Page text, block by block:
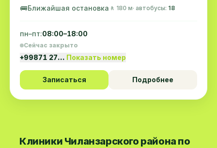
🚌Ближайшая остановка 🚶 180 м· автобусы: 18
пн–пт:08:00–18:00
Сейчас закрыто
+99871 27… Показать номер
Записаться Подробнее
Клиники Чиланзарского района по